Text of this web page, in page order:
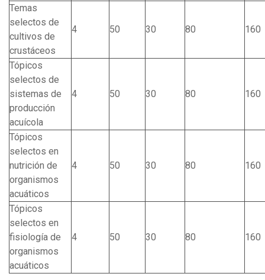
Temas
selectos de
cultivos de
crustáceos
4 50 30 80 160
Tópicos
selectos de
sistemas de
producción
acuícola
4 50 30 80 160
Tópicos
selectos en
nutrición de
organismos
acuáticos
4 50 30 80 160
Tópicos
selectos en
fisiología de
organismos
acuáticos
4 50 30 80 160